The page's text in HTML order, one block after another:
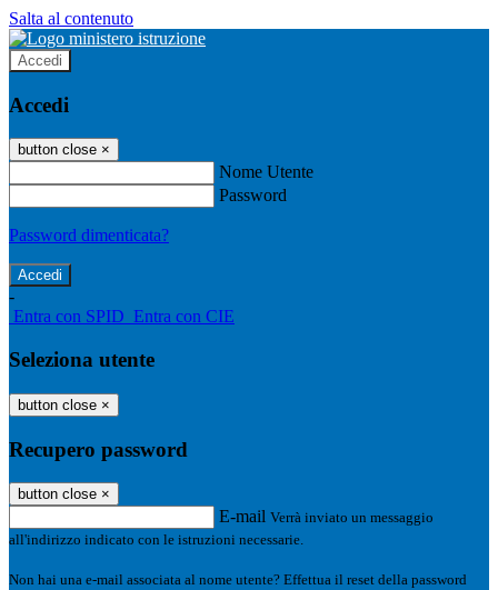
Salta al contenuto
Accedi
Accedi
button close ×
Nome Utente
Password
Password dimenticata?
-
Entra con SPID Entra con CIE
Seleziona utente
button close ×
Recupero password
button close ×
E-mail Verrà inviato un messaggio
all'indirizzo indicato con le istruzioni necessarie.
Non hai una e-mail associata al nome utente? Effettua il reset della password